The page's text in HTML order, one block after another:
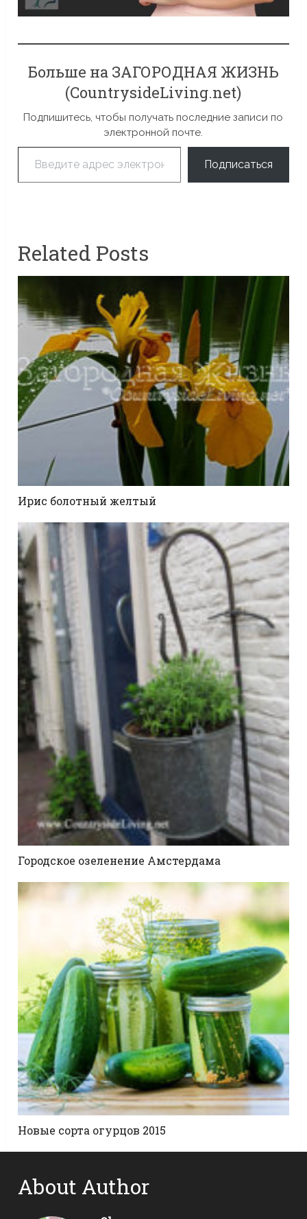
Больше на ЗАГОРОДНАЯ ЖИЗНЬ
(CountrysideLiving.net)
Подпишитесь, чтобы получать последние записи по
электронной почте.
Введите адрес электронной почты…
Подписаться
Related Posts
Ирис болотный желтый
Городское озеленение Амстердама
Новые сорта огурцов 2015
About Author